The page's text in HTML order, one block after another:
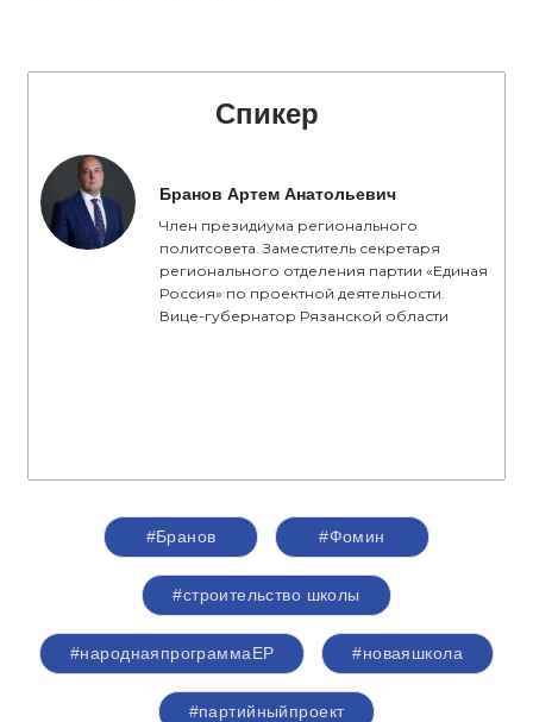
Спикер
Бранов Артем Анатольевич
Член президиума регионального
политсовета. Заместитель секретаря
регионального отделения партии «Единая
Россия» по проектной деятельности.
Вице-губернатор Рязанской области
#Бранов #Фомин
#строительство школы
#народнаяпрограммаЕР #новаяшкола
#партийныйпроект